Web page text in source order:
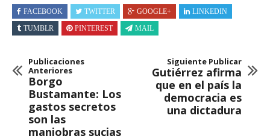
FACEBOOK TWITTER GOOGLE+
LINKEDIN
TUMBLR
PINTEREST MAIL
Publicaciones
Anteriores
Borgo
Bustamante: Los
gastos secretos
son las
maniobras sucias
Siguiente Publicar
Gutiérrez afirma
que en el país la
democracia es
una dictadura